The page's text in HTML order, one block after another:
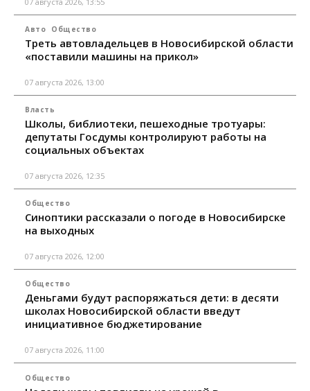
Авто Общество
Треть автовладельцев в Новосибирской области
«поставили машины на прикол»
07 августа 2026, 13:00
Власть
Школы, библиотеки, пешеходные тротуары:
депутаты Госдумы контролируют работы на
социальных объектах
07 августа 2026, 12:35
Общество
Синоптики рассказали о погоде в Новосибирске
на выходных
07 августа 2026, 12:00
Общество
Деньгами будут распоряжаться дети: в десяти
школах Новосибирской области введут
инициативное бюджетирование
07 августа 2026, 11:00
Общество